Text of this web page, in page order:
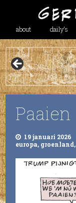
about daily’s
Paaien
19 januari 2026
europa, groenland,